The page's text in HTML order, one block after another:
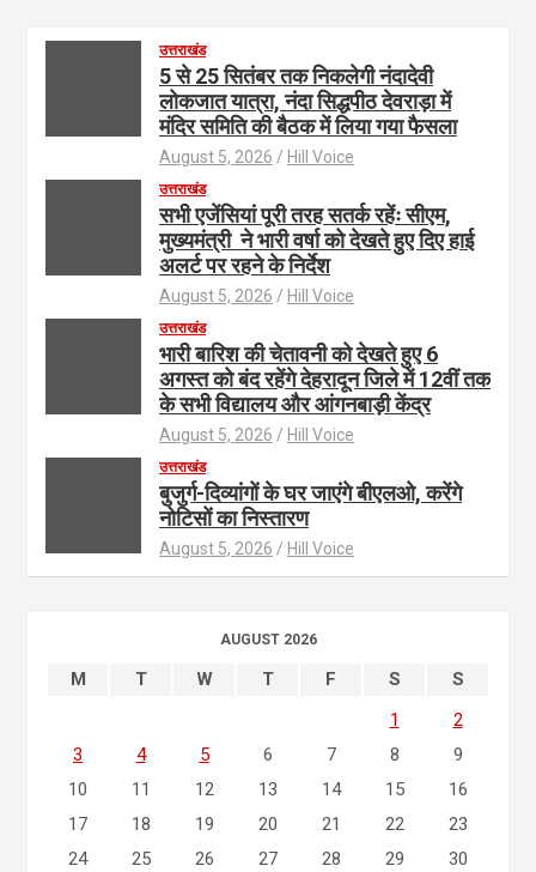
उत्तराखंड
5 से 25 सितंबर तक निकलेगी नंदादेवी
लोकजात यात्रा, नंदा सिद्धपीठ देवराड़ा में
मंदिर समिति की बैठक में लिया गया फैसला
August 5, 2026 Hill Voice
उत्तराखंड
सभी एजेंसियां पूरी तरह सतर्क रहेंः सीएम,
मुख्यमंत्री ने भारी वर्षा को देखते हुए दिए हाई
अलर्ट पर रहने के निर्देश
August 5, 2026 Hill Voice
उत्तराखंड
भारी बारिश की चेतावनी को देखते हुए 6
अगस्त को बंद रहेंगे देहरादून जिले में 12वीं तक
के सभी विद्यालय और आंगनबाड़ी केंद्र
August 5, 2026 Hill Voice
उत्तराखंड
बुजुर्ग-दिव्यांगों के घर जाएंगे बीएलओ, करेंगे
नोटिसों का निस्तारण
August 5, 2026 Hill Voice
AUGUST 2026
M T W T F S
S
1
2
3
4 5 6 7 8
9
10
11 12 13 14 15
16
17
18 19 20 21 22
23
24
25 26 27 28 29
30